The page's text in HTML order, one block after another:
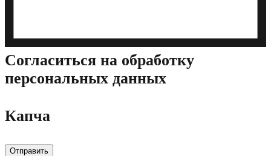
Cогласиться на обработку
персональных данных
Капча
Отправить